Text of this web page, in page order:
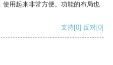
用起来非常方便。功能的布局也
支持[0] 反对[0]